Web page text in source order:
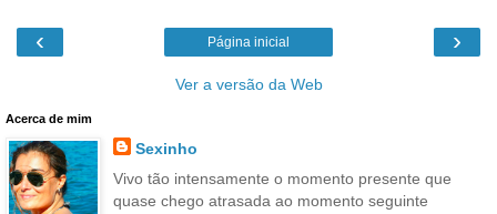
‹ ›
Página inicial
Ver a versão da Web
Acerca de mim
Sexinho
Vivo tão intensamente o momento presente que
quase chego atrasada ao momento seguinte